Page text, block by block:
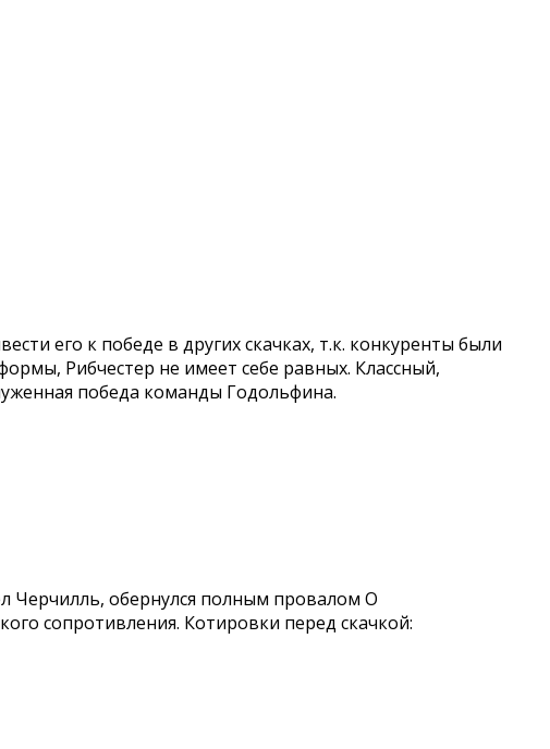
его к победе в других скачках, т.к. конкуренты были
Рибчестер не имеет себе равных. Классный,
победа команды Годольфина.
Черчилль, обернулся полным провалом О
сопротивления. Котировки перед скачкой: